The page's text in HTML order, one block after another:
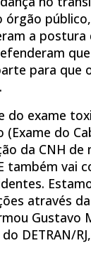
a
para que
do exame
(Exame do
da CNH
também vai
através
Gustavo
DETRAN/